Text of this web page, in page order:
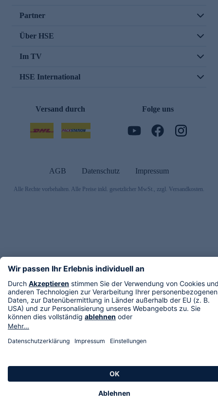
Partner
Über HSE
Im TV
HSE International
Versand durch Folge uns
AGB Datenschutz Impressum
Alle Rechte vorbehalten. Alle Preise inkl. gesetzlicher MwSt., zzgl. Versandkosten.